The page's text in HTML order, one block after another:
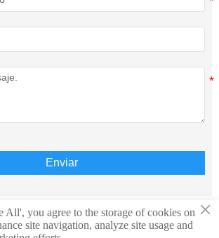
Enviar
© Teison Energy Technology Co.,Ltd.
×
you agree to the storage of cookies on
site navigation, analyze site usage and